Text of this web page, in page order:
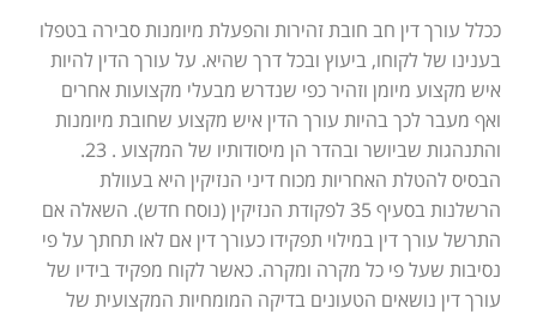
ככלל עורך דין חב חובת זהירות והפעלת מיומנות סבירה בטפלו
בענינו של לקוחו, ביעוץ ובכל דרך שהיא. על עורך הדין להיות
איש מקצוע מיומן וזהיר כפי שנדרש מבעלי מקצועות אחרים
ואף מעבר לכך בהיות עורך הדין איש מקצוע שחובת מיומנות
והתנהגות שביושר ובהדר הן מיסודותיו של המקצוע . 23.
הבסיס להטלת האחריות מכוח דיני הנזיקין היא בעוולת
הרשלנות בסעיף 35 לפקודת הנזיקין (נוסח חדש). השאלה אם
התרשל עורך דין במילוי תפקידו כעורך דין אם לאו תחתך על פי
נסיבות שעל פי כל מקרה ומקרה. כאשר לקוח מפקיד בידיו של
עורך דין נושאים הטעונים בדיקה המומחיות המקצועית של